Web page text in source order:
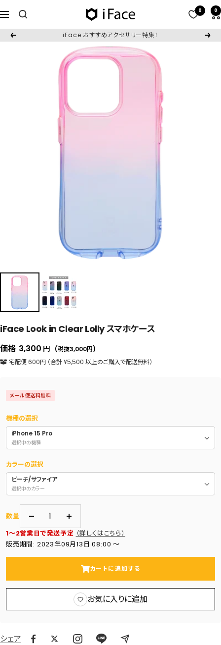
ン
ナ
ビ
ゲ
iFace
日
本
公
0 0
戻
iFace おすすめアクセサリー特集！
次
iFace Look in Clear Lolly スマホケース
価格 セ
ー
価
格
3,300 円 (税抜3,000円)
宅配便 600円 （合計 ¥5,500 以上のご購入で配送無料）
メール便送料無料
機種の選択
iPhone 15 Pro
選択中の機種
カラーの選択
ピーチ/サファイア
選択中のカラー
数量
量
を
す
数
量
を
す
1～2営業日で発送予定 （詳しくはこちら）
販売期間: 2023年09月13日 08:00 〜
カートに追加する
お気に入りに追加
シェア